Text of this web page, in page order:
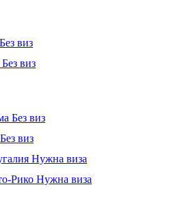
Без виз
Без виз
Без виз
Без виз
Нужна виза
Рико Нужна виза